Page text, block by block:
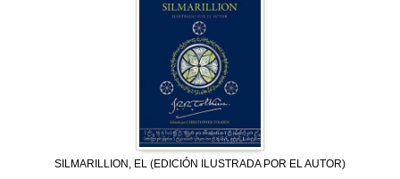
SILMARILLION, EL (EDICIÓN ILUSTRADA POR EL AUTOR)